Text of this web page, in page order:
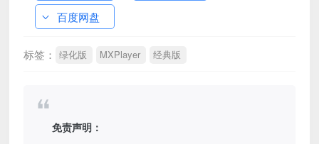
百度网盘
标签： 绿化版 MXPlayer 经典版
免责声明：